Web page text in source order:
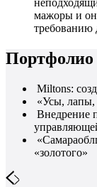
мажоры и он
требованию
Портфолио
Miltons:
«Усы, лапы,
Внедрение
«золотого»